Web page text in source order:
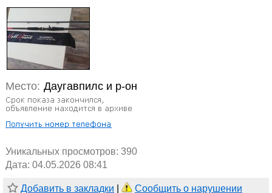
Место: Даугавпилс и р-он
Уникальных просмотров: 390
Дата: 04.05.2026 08:41
Добавить в закладки Сообщить о нарушении